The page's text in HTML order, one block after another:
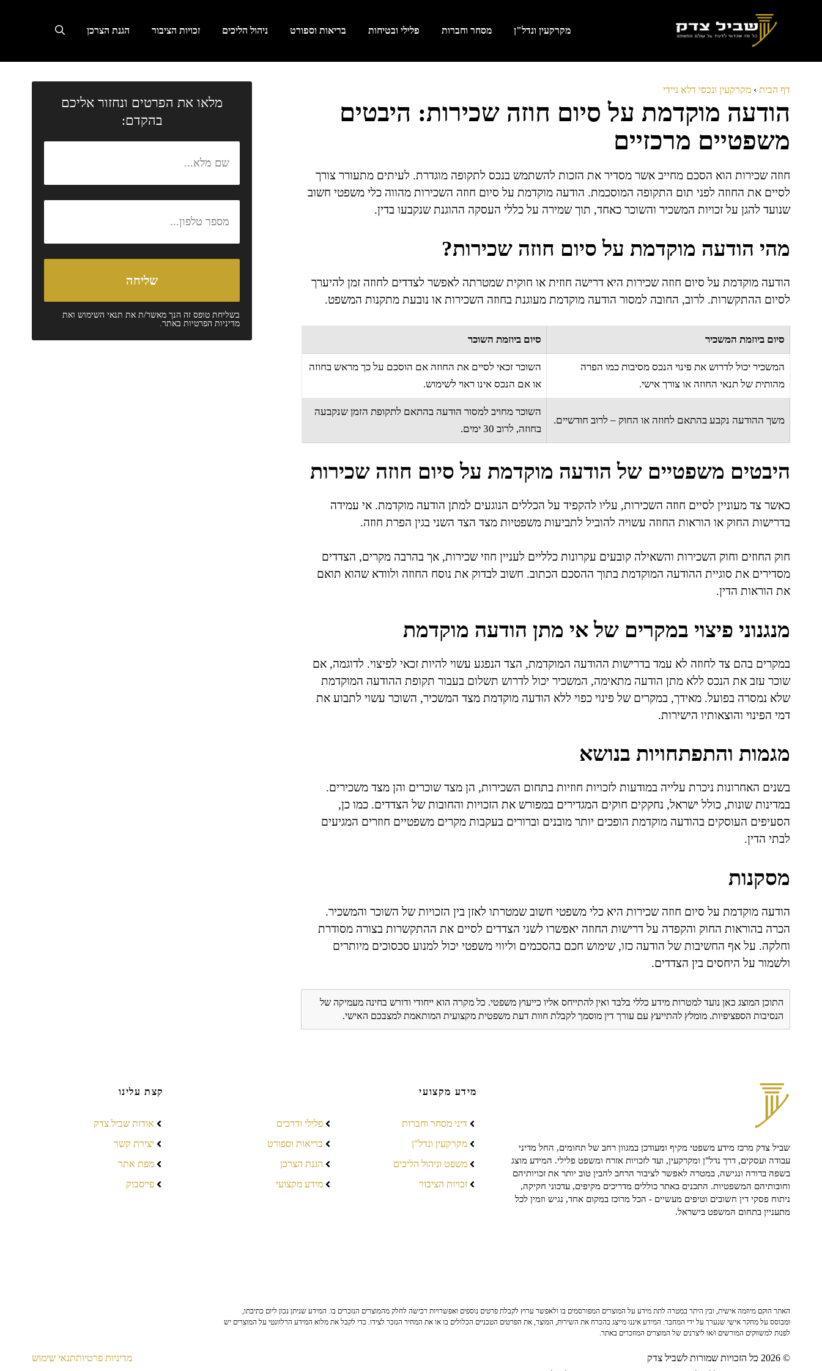
מקרקעין ונדל"ן מסחר וחברות פלילי ובטיחות בריאות וספורט ניהול הליכים זכויות הציבור הגנת הצרכן
דף הבית › מקרקעין ונכסי דלא ניידי
הודעה מוקדמת על סיום חוזה שכירות: היבטים
משפטיים מרכזיים
חוזה שכירות הוא הסכם מחייב אשר מסדיר את הזכות להשתמש בנכס לתקופה מוגדרת. לעיתים מתעורר צורך
לסיים את החוזה לפני תום התקופה המוסכמת. הודעה מוקדמת על סיום חוזה השכירות מהווה כלי משפטי חשוב
שנועד להגן על זכויות המשכיר והשוכר כאחד, תוך שמירה על כללי העסקה ההוגנת שנקבעו בדין.
מהי הודעה מוקדמת על סיום חוזה שכירות?
הודעה מוקדמת על סיום חוזה שכירות היא דרישה חוזית או חוקית שמטרתה לאפשר לצדדים לחוזה זמן להיערך
לסיום ההתקשרות. לרוב, החובה למסור הודעה מוקדמת מעוגנת בחוזה השכירות או נובעת מתקנות המשפט.
סיום ביוזמת המשכיר סיום ביוזמת השוכר
המשכיר יכול לדרוש את פינוי הנכס מסיבות כמו הפרה
מהותית של תנאי החוזה או צורך אישי.
השוכר זכאי לסיים את החוזה אם הוסכם על כך מראש בחוזה
או אם הנכס אינו ראוי לשימוש.
משך ההודעה נקבע בהתאם לחוזה או החוק – לרוב חודשיים.
השוכר מחויב למסור הודעה בהתאם לתקופת הזמן שנקבעה
בחוזה, לרוב 30 ימים.
היבטים משפטיים של הודעה מוקדמת על סיום חוזה שכירות
כאשר צד מעוניין לסיים חוזה השכירות, עליו להקפיד על הכללים הנוגעים למתן הודעה מוקדמת. אי עמידה
בדרישות החוק או הוראות החוזה עשויה להוביל לתביעות משפטיות מצד הצד השני בגין הפרת חוזה.
חוק החוזים וחוק השכירות והשאילה קובעים עקרונות כלליים לעניין חוזי שכירות, אך בהרבה מקרים, הצדדים
מסדירים את סוגיית ההודעה המוקדמת בתוך ההסכם הכתוב. חשוב לבדוק את נוסח החוזה ולוודא שהוא תואם
את הוראות הדין.
מנגנוני פיצוי במקרים של אי מתן הודעה מוקדמת
במקרים בהם צד לחוזה לא עמד בדרישות ההודעה המוקדמת, הצד הנפגע עשוי להיות זכאי לפיצוי. לדוגמה, אם
שוכר עזב את הנכס ללא מתן הודעה מתאימה, המשכיר יכול לדרוש תשלום בעבור תקופת ההודעה המוקדמת
שלא נמסרה בפועל. מאידך, במקרים של פינוי כפוי ללא הודעה מוקדמת מצד המשכיר, השוכר עשוי לתבוע את
דמי הפינוי והוצאותיו הישירות.
מגמות והתפתחויות בנושא
בשנים האחרונות ניכרת עלייה במודעות לזכויות חוזיות בתחום השכירות, הן מצד שוכרים והן מצד משכירים.
במדינות שונות, כולל ישראל, נחקקים חוקים המגדירים במפורש את הזכויות והחובות של הצדדים. כמו כן,
הסעיפים העוסקים בהודעה מוקדמת הופכים יותר מובנים וברורים בעקבות מקרים משפטיים חוזרים המגיעים
לבתי הדין.
מסקנות
הודעה מוקדמת על סיום חוזה שכירות היא כלי משפטי חשוב שמטרתו לאזן בין הזכויות של השוכר והמשכיר.
הכרה בהוראות החוק והקפדה על דרישות החוזה יאפשרו לשני הצדדים לסיים את ההתקשרות בצורה מסודרת
וחלקה. על אף החשיבות של הודעה כזו, שימוש חכם בהסכמים וליווי משפטי יכול למנוע סכסוכים מיותרים
ולשמור על היחסים בין הצדדים.
התוכן המוצג כאן נועד למטרות מידע כללי בלבד ואין להתייחס אליו כייעוץ משפטי. כל מקרה הוא ייחודי ודורש בחינה מעמיקה של
הנסיבות הספציפיות. מומלץ להתייעץ עם עורך דין מוסמך לקבלת חוות דעת משפטית מקצועית המותאמת למצבכם האישי.
מלאו את הפרטים ונחזור אליכם
בהקדם:
בשליחת טופס זה הנך מאשר/ת את תנאי השימושואת
מדיניות הפרטיותבאתר.
שביל צדק מרכז מידע משפטי מקיף ומעודכן במגוון רחב של תחומים, החל מדיני
עבודה ועסקים, דרך נדל"ן ומקרקעין, ועד לזכויות אזרח ומשפט פלילי. המידע מוצג
בשפה ברורה ונגישה, במטרה לאפשר לציבור הרחב להבין טוב יותר את זכויותיהם
וחובותיהם המשפטיות. התכנים באתר כוללים מדריכים מקיפים, עדכוני חקיקה,
ניתוח פסקי דין חשובים וטיפים מעשיים - הכל מרוכז במקום אחד, נגיש וזמין לכל
מתעניין בתחום המשפט בישראל.
מידע מקצועי
דיני מסחר וחברות
מקרקעין ונדל"ן
משפט וניהול הליכים
זכויות הציבור
פלילי ודרכים
בריאות וספורט
הגנת הצרכן
מידע מקצועי
קצת עלינו
אודות שביל צדק
יצירת קשר
מפת אתר
פייסבוק
האתר הוקם מיוזמה אישית, ובין היתר במטרה לתת מידע על המוצרים המפורסמים בו ולאפשר ערוץ לקבלת פרטים נוספים ואפשרויות רכישה לחלק מהמוצרים הנזכרים בו. המידע שניתן נכון ליום כתיבתו,
ומבוסס על מחקר אישי שנערך על ידי המחבר. המידע איננו מייצג בהכרח את השירות, המוצר, את הפרטים הטכניים הכלולים בו או את המחיר הנזכר לצידו. כדי לקבל את מלוא המידע הרלוונטי על המוצרים יש
לפנות למשווקים המורשים ו/או ליצרנים של המוצרים המוזכרים באתר.
© 2026 כל הזכויות שמורות לשביל צדק
מדיניות פרטיותתנאי שימוש